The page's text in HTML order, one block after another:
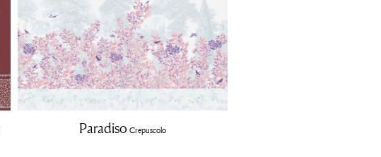
ParadisoCrepuscolo